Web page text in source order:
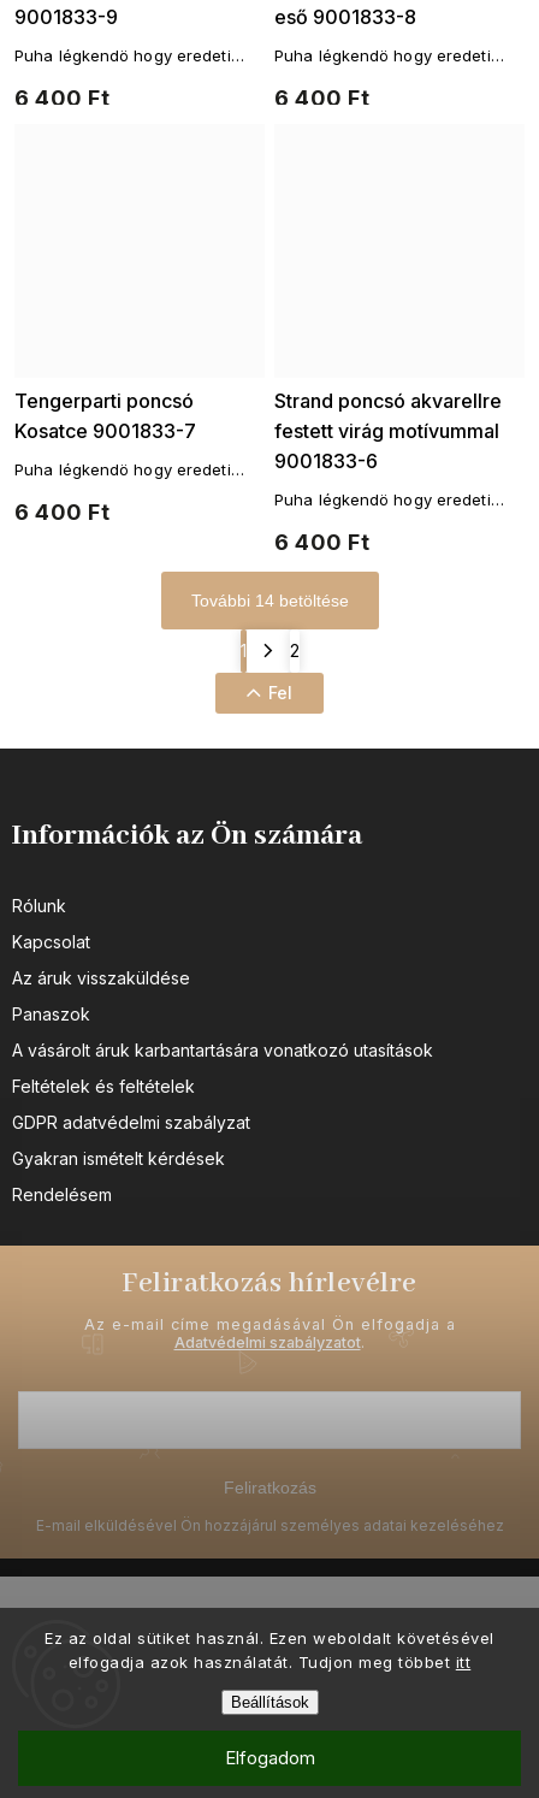
Ez az oldal sütiket használ. Ezen weboldalt követésével
elfogadja azok használatát. Tudjon meg többet itt
Beállítások
Elfogadom
9001833-9
6 400 Ft
Puha légkendö hogy eredeti
fürdőruha felett.
eső 9001833-8
6 400 Ft
Puha légkendö hogy eredeti
fürdőruha felett.
Tengerparti poncsó
Kosatce 9001833-7
6 400 Ft
Puha légkendö hogy eredeti
fürdőruha felett.
Strand poncsó akvarellre
festett virág motívummal
9001833-6
6 400 Ft
Puha légkendö hogy eredeti
fürdőruha felett.
További 14 betöltése
1 2
Fel
Információk az Ön számára
Rólunk
Kapcsolat
Az áruk visszaküldése
Panaszok
A vásárolt áruk karbantartására vonatkozó utasítások
Feltételek és feltételek
GDPR adatvédelmi szabályzat
Gyakran ismételt kérdések
Rendelésem
Feliratkozás hírlevélre
Az e-mail címe megadásával Ön elfogadja a
Adatvédelmi szabályzatot.
Feliratkozás
Shoptet készítette
Grafický návrh vytvořil a nakódoval